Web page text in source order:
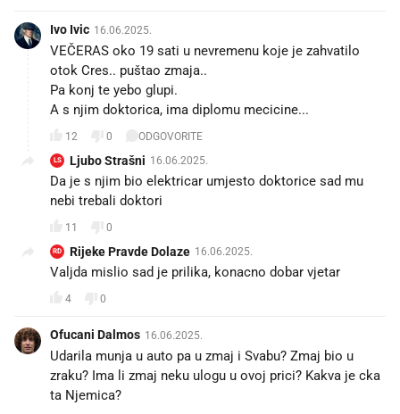
Ivo Ivic 16.06.2025.
VEČERAS oko 19 sati u nevremenu koje je zahvatilo
otok Cres.. puštao zmaja..
Pa konj te yebo glupi.
A s njim doktorica, ima diplomu mecicine...🤦
12 0 ODGOVORITE
LS Ljubo Strašni 16.06.2025.
Da je s njim bio elektricar umjesto doktorice sad mu
nebi trebali doktori
11 0
RD Rijeke Pravde Dolaze 16.06.2025.
Valjda mislio sad je prilika, konacno dobar vjetar
4 0
Ofucani Dalmos 16.06.2025.
Udarila munja u auto pa u zmaj i Svabu? Zmaj bio u
zraku? Ima li zmaj neku ulogu u ovoj prici? Kakva je cka
ta Njemica?